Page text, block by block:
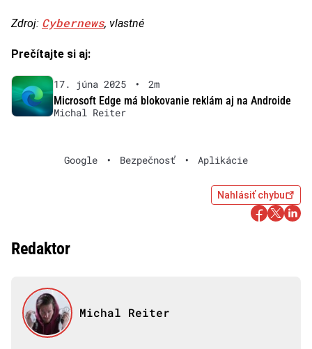
Zdroj: Cybernews, vlastné
Prečítajte si aj:
17. júna 2025 •
2m
Microsoft Edge má blokovanie reklám aj na Androide
Michal Reiter
Google • Bezpečnosť • Aplikácie
Nahlásiť chybu
Redaktor
Michal Reiter